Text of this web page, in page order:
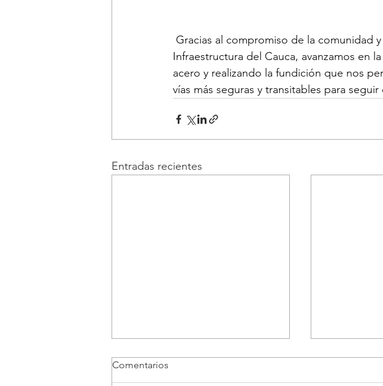
Gracias al compromiso de la comunidad
Infraestructura del Cauca, avanzamos en
acero y realizando la fundición que nos
vías más seguras y transitables para
Entradas recientes
Comentarios